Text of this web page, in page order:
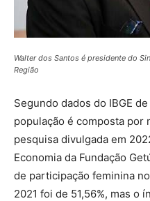
Walter dos Santos é presidente do
Região
Segundo dados do IBGE
população é composta por
pesquisa divulgada em
Economia da Fundação
de participação feminina
2021 foi de 51,56%, mas o